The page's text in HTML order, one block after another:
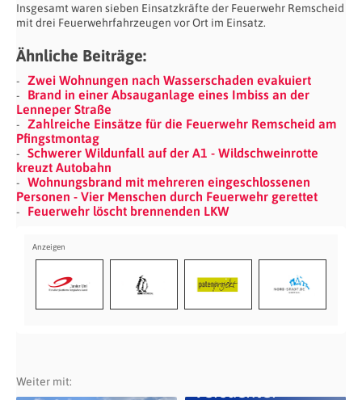
Insgesamt waren sieben Einsatzkräfte der Feuerwehr Remscheid
mit drei Feuerwehrfahrzeugen vor Ort im Einsatz.
Ähnliche Beiträge:
Zwei Wohnungen nach Wasserschaden evakuiert
Brand in einer Absauganlage eines Imbiss an der
Lenneper Straße
Zahlreiche Einsätze für die Feuerwehr Remscheid am
Pfingstmontag
Schwerer Wildunfall auf der A1 - Wildschweinrotte
kreuzt Autobahn
Wohnungsbrand mit mehreren eingeschlossenen
Personen - Vier Menschen durch Feuerwehr gerettet
Feuerwehr löscht brennenden LKW
Weiter mit: